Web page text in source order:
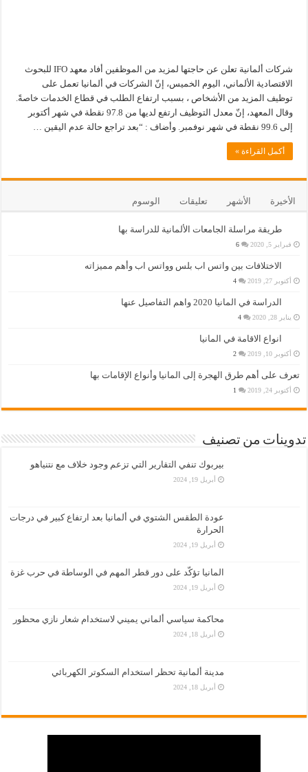
شركات ألمانية تعلن عن حاجتها لمزيد من الموظفين أفاد معهد IFO للبحوث
الاقتصادية الألماني، اليوم الخميس، إنّ الشركات في ألمانيا تعمل على
توظيف المزيد من الأشخاص ، بسبب ارتفاع الطلب في قطاع الخدمات خاصةً.
وقال المعهد، إنّ معدل التوظيف ارتفع لديها من 97.8 نقطة في شهر أكتوبر
إلى 99.6 نقطة في شهر نوفمبر. وأضاف : “بعد تراجع حالة عدم اليقين …
أكمل القراءة »
الأخيرة الأشهر تعليقات الوسوم
طريقة مراسلة الجامعات الألمانية للدراسة بها
فبراير 5, 2020 6
الاختلافات بين واتس اب بلس وواتس اب وأهم مميزاته
أكتوبر 27, 2019 4
الدراسة في المانيا 2020 واهم التفاصيل عنها
يناير 28, 2020 4
انواع الاقامة في المانيا
أكتوبر 10, 2019 2
تعرف على أهم طرق الهجرة إلى المانيا وأنواع الإقامات بها
أكتوبر 24, 2019 1
تدوينات من تصنيف
بيربوك تنفي التقارير التي تزعم وجود خلاف مع نتنياهو
أبريل 19, 2024
عودة الطقس الشتوي في ألمانيا بعد ارتفاع كبير في درجات
الحرارة
أبريل 19, 2024
المانيا تؤكّد على دور قطر المهم في الوساطة في حرب غزة
أبريل 19, 2024
محاكمة سياسي ألماني يميني لاستخدام شعار نازي محظور
أبريل 18, 2024
مدينة ألمانية تحظر استخدام السكوتر الكهربائي
أبريل 18, 2024